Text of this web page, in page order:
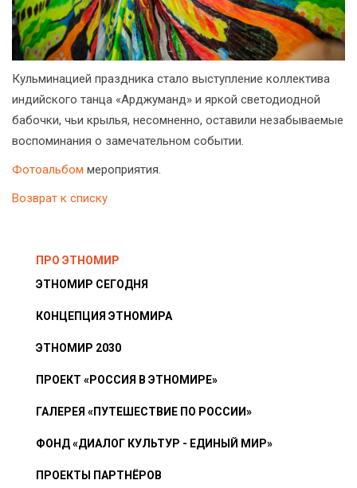
Кульминацией праздника стало выступление коллектива
индийского танца «Арджуманд» и яркой светодиодной
бабочки, чьи крылья, несомненно, оставили незабываемые
воспоминания о замечательном событии.
Фотоальбом мероприятия.
Возврат к списку
ПРО ЭТНОМИР
ЭТНОМИР СЕГОДНЯ
КОНЦЕПЦИЯ ЭТНОМИРА
ЭТНОМИР 2030
ПРОЕКТ «РОССИЯ В ЭТНОМИРЕ»
ГАЛЕРЕЯ «ПУТЕШЕСТВИЕ ПО РОССИИ»
ФОНД «ДИАЛОГ КУЛЬТУР - ЕДИНЫЙ МИР»
ПРОЕКТЫ ПАРТНЁРОВ